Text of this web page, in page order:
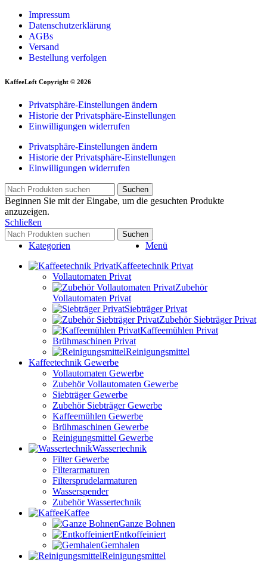
Impressum
Datenschutzerklärung
AGBs
Versand
Bestellung verfolgen
KaffeeLoft Copyright © 2026
Privatsphäre-Einstellungen ändern
Historie der Privatsphäre-Einstellungen
Einwilligungen widerrufen
Privatsphäre-Einstellungen ändern
Historie der Privatsphäre-Einstellungen
Einwilligungen widerrufen
Suchen
Beginnen Sie mit der Eingabe, um die gesuchten Produkte
anzuzeigen.
Schließen
Suchen
Menü
Kategorien
Kaffeetechnik Privat
Vollautomaten Privat
Zubehör
Vollautomaten Privat
Siebträger Privat
Zubehör Siebträger Privat
Kaffeemühlen Privat
Brühmaschinen Privat
Reinigungsmittel
Kaffeetechnik Gewerbe
Vollautomaten Gewerbe
Zubehör Vollautomaten Gewerbe
Siebträger Gewerbe
Zubehör Siebträger Gewerbe
Kaffeemühlen Gewerbe
Brühmaschinen Gewerbe
Reinigungsmittel Gewerbe
Wassertechnik
Filter Gewerbe
Filterarmaturen
Filtersprudelarmaturen
Wasserspender
Zubehör Wassertechnik
Kaffee
Ganze Bohnen
Entkoffeiniert
Gemhalen
Reinigungsmittel